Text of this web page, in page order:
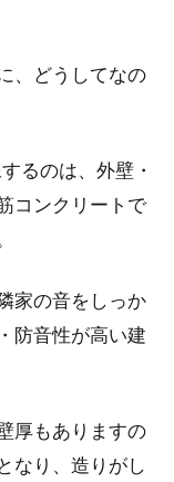
は？
いるかと思いますが、
ポートや車庫を
費用
、どうしてなの
るのは、外壁・
コンクリートで
家の音をしっか
防音性が高い建
厚もありますの
なり、造りがし